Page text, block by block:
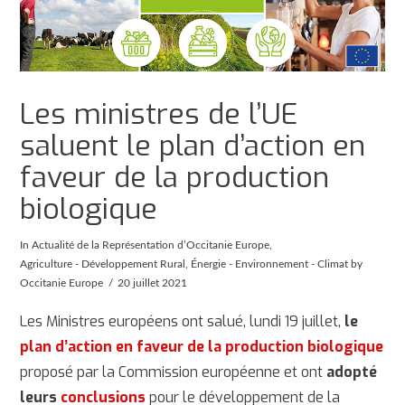
Les ministres de l’UE
saluent le plan d’action en
faveur de la production
biologique
InActualité de la Représentation d’Occitanie Europe
Agriculture - Développement Rural
Énergie - Environnement - Climat by
Occitanie Europe
20 juillet 2021
Les Ministres européens ont salué, lundi 19 juillet, le
plan d’action en faveur de la production biologique
proposé par la Commission européenne et ont adopté
leurs conclusions pour le développement de la